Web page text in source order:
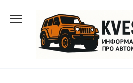
содержанию